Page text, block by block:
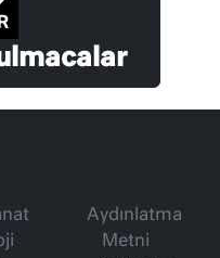
Aydınlatma
Metni